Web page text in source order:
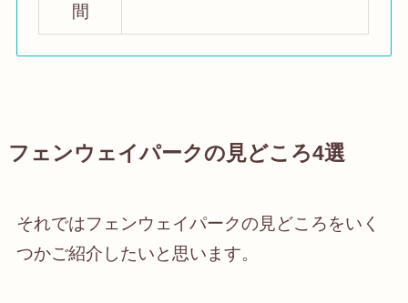
間
フェンウェイパークの見どころ4選
それではフェンウェイパークの見どころをいく
つかご紹介したいと思います。